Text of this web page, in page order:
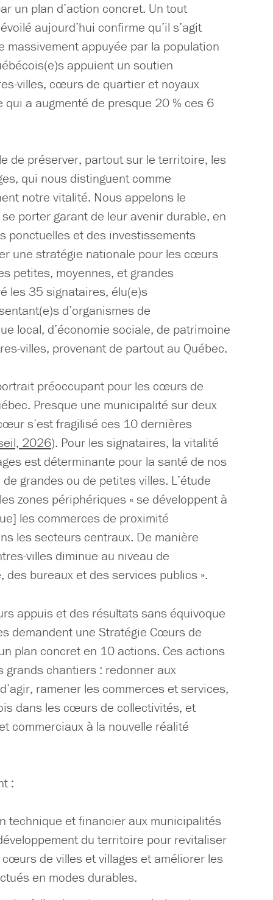
un plan d’action concret. Un tout
aujourd’hui confirme qu’il s’agit
massivement appuyée par la population
appuient un soutien
villes, cœurs de quartier et noyaux
qui a augmenté de presque 20 % ces 6
de préserver, partout sur le territoire, les
qui nous distinguent comme
notre vitalité. Nous appelons le
porter garant de leur avenir durable, en
ponctuelles et des investissements
une stratégie nationale pour les cœurs
petites, moyennes, et grandes
les 35 signataires, élu(e)s
d’organismes de
local, d’économie sociale, de patrimoine
villes, provenant de partout au Québec.
préoccupant pour les cœurs de
Presque une municipalité sur deux
s’est fragilisé ces 10 dernières
2026). Pour les signataires, la vitalité
est déterminante pour la santé de nos
grandes ou de petites villes. L’étude
zones périphériques « se développent à
les commerces de proximité
les secteurs centraux. De manière
villes diminue au niveau de
des bureaux et des services publics ».
appuis et des résultats sans équivoque
demandent une Stratégie Cœurs de
plan concret en 10 actions. Ces actions
grands chantiers : redonner aux
ramener les commerces et services,
dans les cœurs de collectivités, et
commerciaux à la nouvelle réalité
:
technique et financier aux municipalités
du territoire pour revitaliser
de villes et villages et améliorer les
en modes durables.